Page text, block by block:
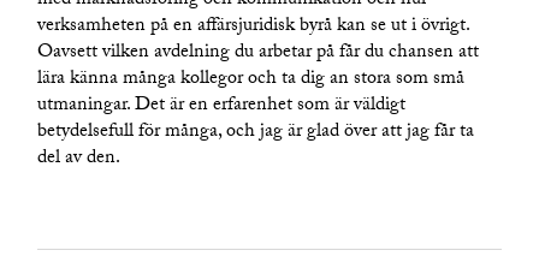
verksamheten på en affärsjuridisk byrå kan se ut i övrigt.
Oavsett vilken avdelning du arbetar på får du chansen att
lära känna många kollegor och ta dig an stora som små
utmaningar. Det är en erfarenhet som är väldigt
betydelsefull för många, och jag är glad över att jag får ta
del av den.